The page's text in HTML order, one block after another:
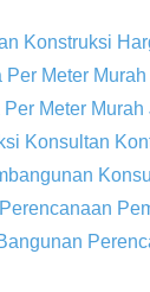
Konstruksi
Meter
Meter
Konsultan